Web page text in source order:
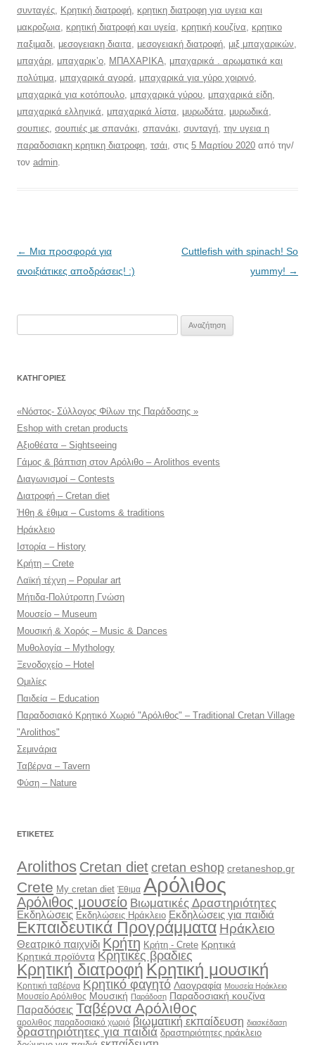
συνταγές, Κρητική διατροφή, κρητικη διατροφη για υγεια και
μακροζωια, κρητική διατροφή και υγεία, κρητική κουζίνα, κρητικο
παξιμαδι, μεσογειακη διαιτα, μεσογειακή διατροφή, μιξ μπαχαρικών,
μπαχάρι, μπαχαρικ’ο, ΜΠΑΧΑΡΙΚΑ, μπαχαρικά . αρωματικά και
πολύτιμα, μπαχαρικά αγορά, μπαχαρικά για γύρο χοιρινό,
μπαχαρικά για κοτόπουλο, μπαχαρικά γύρου, μπαχαρικά είδη,
μπαχαρικά ελληνικά, μπαχαρικά λίστα, μυρωδάτα, μυρωδικά,
σουπιες, σουπιές με σπανάκι, σπανάκι, συνταγή, την υγεια η
παραδοσιακη κρητικη διατροφη, τσάι, στις 5 Μαρτίου 2020 από την/
τον admin.
Πλοήγηση
άρθρων
← Μια προσφορά για
ανοιξιάτικες αποδράσεις! :)
Cuttlefish with spinach! So
yummy! →
KΑΤΗΓΟΡΊΕΣ
«Νόστος- Σύλλογος Φίλων της Παράδοσης »
Eshop with cretan products
Αξιοθέατα – Sightseeing
Γάμος & βάπτιση στον Αρόλιθο – Arolithos events
Διαγωνισμοί – Contests
Διατροφή – Cretan diet
Ήθη & έθιμα – Customs & traditions
Ηράκλειο
Ιστορία – History
Κρήτη – Crete
Λαϊκή τέχνη – Popular art
Μήτιδα-Πολύτροπη Γνώση
Μουσείο – Museum
Μουσική & Χορός – Music & Dances
Μυθολογία – Mythology
Ξενοδοχείο – Hotel
Ομιλίες
Παιδεία – Education
Παραδοσιακό Κρητικό Χωριό "Αρόλιθος" – Traditional Cretan Village
"Arolithos"
Σεμινάρια
Ταβέρνα – Tavern
Φύση – Nature
ΕΤΙΚΈΤΕΣ
Arolithos Cretan dietcretan eshop cretaneshop.gr
Crete My cretan diet Έθιμα Αρόλιθος
Αρόλιθος μουσείο Βιωματικές Δραστηριότητες
Εκδηλώσεις Εκδηλώσεις Ηράκλειο Εκδηλώσεις για παιδιά
Εκπαιδευτικά Προγράμματα Ηράκλειο
Θεατρικό παιχνίδι Κρήτη Κρήτη - Crete Κρητικά
Κρητικά προϊόντα Κρητικές βραδιες
Κρητική διατροφή Κρητική μουσική
Κρητική ταβέρνα Κρητικό φαγητό Λαογραφία Μουσεία Ηράκλειο
Μουσείο Αρόλιθος Μουσική Παράδοση Παραδοσιακή κουζίνα
Παραδόσεις Ταβέρνα Αρόλιθος
αρολιθος παραδοσιακό χωριό βιωματική εκπαίδευση διασκέδαση
δραστηριότητες για παιδιά δραστηριότητες ηράκλειο